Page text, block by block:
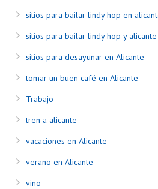
sitios para bailar lindy hop en
sitios para bailar lindy hop y
sitios para desayunar en Alicante
tomar un buen café en Alicante
Trabajo
tren a alicante
vacaciones en Alicante
verano en Alicante
vino